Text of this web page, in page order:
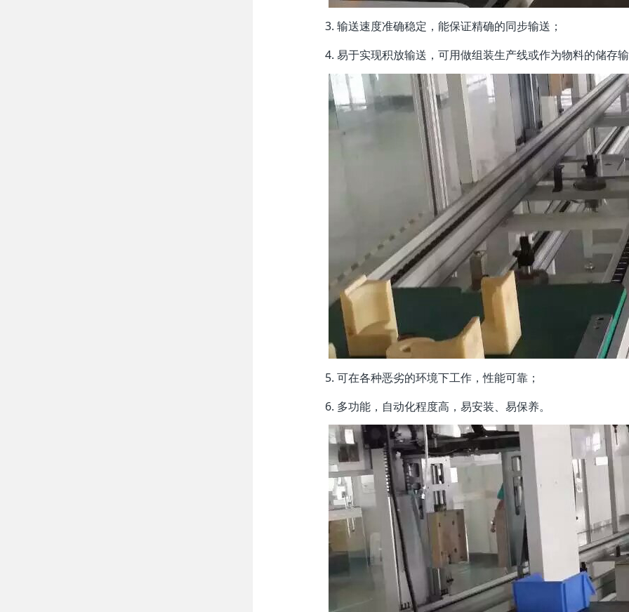
3. 输送速度准确稳定，能保证精确的同步输送；
4. 易于实现积放输送，可用做组装生产线或作为物料的储存
5. 可在各种恶劣的环境下工作，性能可靠；
6. 多功能，自动化程度高，易安装、易保养。